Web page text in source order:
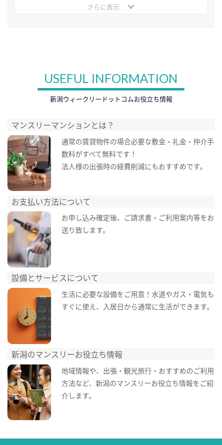
さらに表示
USEFUL INFORMATION
新潟ウィークリードットコムお役立ち情報
マンスリーマンションとは？
通常の賃貸物件の場合必要な敷金・礼金・仲介手
数料がすべて無料です！
法人様の出張時の経費削減にもおすすめです。
お支払い方法について
お申し込み確定後、ご請求書・ご利用案内等をお
送り致します。
設備とサービスについて
生活に必要な設備をご用意！水道やガス・電気も
すぐに使え、入居日から通常に生活ができます。
新潟のマンスリーお役立ち情報
地域情報や、出張・観光旅行・おすすめのご利用
方法など、新潟のマンスリーお役立ち情報をご紹
介します。